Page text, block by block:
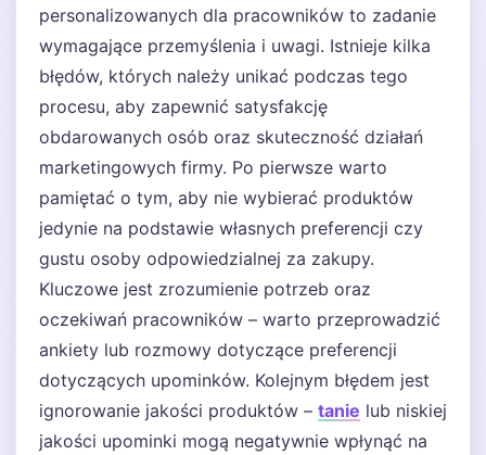
personalizowanych dla pracowników to zadanie
wymagające przemyślenia i uwagi. Istnieje kilka
błędów, których należy unikać podczas tego
procesu, aby zapewnić satysfakcję
obdarowanych osób oraz skuteczność działań
marketingowych firmy. Po pierwsze warto
pamiętać o tym, aby nie wybierać produktów
jedynie na podstawie własnych preferencji czy
gustu osoby odpowiedzialnej za zakupy.
Kluczowe jest zrozumienie potrzeb oraz
oczekiwań pracowników – warto przeprowadzić
ankiety lub rozmowy dotyczące preferencji
dotyczących upominków. Kolejnym błędem jest
ignorowanie jakości produktów – tanie lub niskiej
jakości upominki mogą negatywnie wpłynąć na